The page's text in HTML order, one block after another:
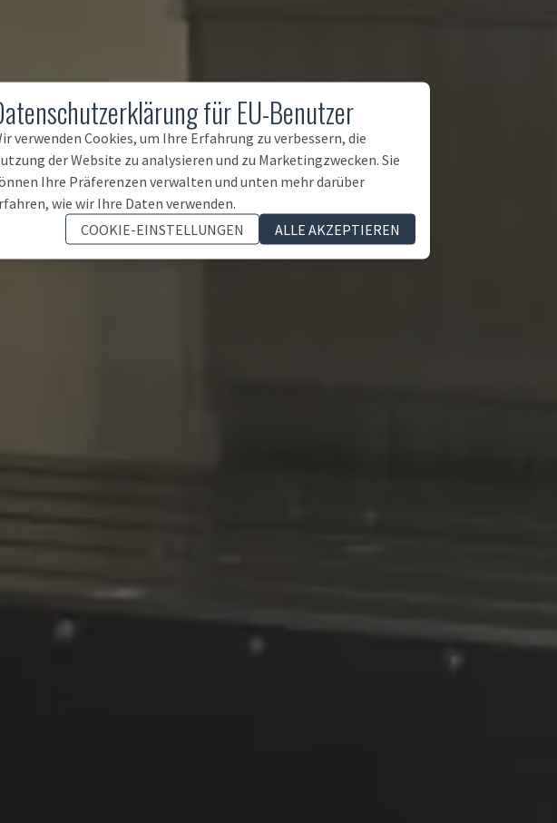
für EU-Benutzer
verwenden Cookies, um Ihre Erfahrung zu verbessern, die
der Website zu analysieren und zu Marketingzwecken. Sie
Ihre Präferenzen verwalten und unten mehr darüber
wie wir Ihre Daten verwenden.
COOKIE-EINSTELLUNGEN
ALLE AKZEPTIEREN